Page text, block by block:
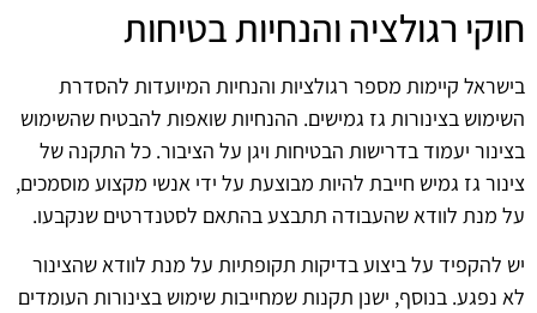
חוקי רגולציה והנחיות בטיחות
בישראל קיימות מספר רגולציות והנחיות המיועדות להסדרת
השימוש בצינורות גז גמישים. ההנחיות שואפות להבטיח שהשימוש
בצינור יעמוד בדרישות הבטיחות ויגן על הציבור. כל התקנה של
צינור גז גמיש חייבת להיות מבוצעת על ידי אנשי מקצוע מוסמכים,
על מנת לוודא שהעבודה תתבצע בהתאם לסטנדרטים שנקבעו.
יש להקפיד על ביצוע בדיקות תקופתיות על מנת לוודא שהצינור
לא נפגע. בנוסף, ישנן תקנות שמחייבות שימוש בצינורות העומדים